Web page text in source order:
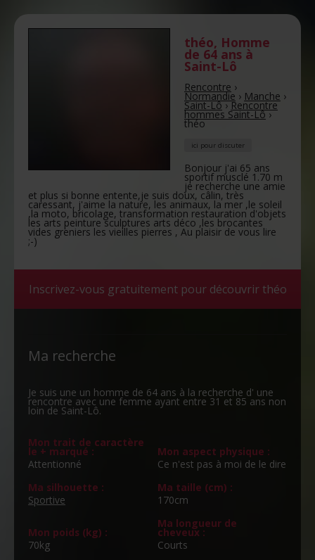
théo, Homme
de 64 ans à
Saint-Lô
Rencontre ›
Normandie › Manche ›
Saint-Lô›Rencontre
hommes Saint-Lô›
théo
ici pour discuter
Bonjour j'ai 65 ans
sportif musclé 1.70 m
je recherche une amie
et plus si bonne entente,je suis doux, câlin, très
caressant, j'aime la nature, les animaux, la mer ,le soleil
,la moto, bricolage, transformation restauration d'objets
les arts peinture sculptures arts déco ,les brocantes
vides greniers les vieilles pierres , Au plaisir de vous lire
;-)
Inscrivez-vous gratuitement pour découvrir théo
Ma recherche
Je suis une un homme de 64 ans à la recherche d' une
rencontre avec une femme ayant entre 31 et 85 ans non
loin de Saint-Lô.
Mon trait de caractère
le + marqué :
Attentionné
Mon aspect physique :
Ce n'est pas à moi de le dire
Ma silhouette :
Sportive
Ma taille (cm) :
170cm
Mon poids (kg) :
70kg
Ma longueur de
cheveux :
Courts